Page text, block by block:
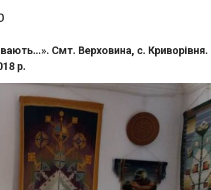
Смт. Верховина, с. Криворівня.
р.